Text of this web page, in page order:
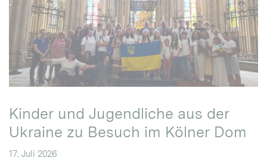
Kinder und Jugendliche aus der
Ukraine zu Besuch im Kölner Dom
17. Juli 2026